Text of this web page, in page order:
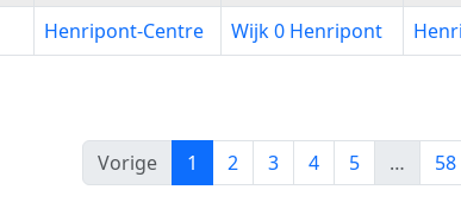
Henripont-Centre Wijk 0 Henripont
Vorige
1 2 3 4 5 … 58